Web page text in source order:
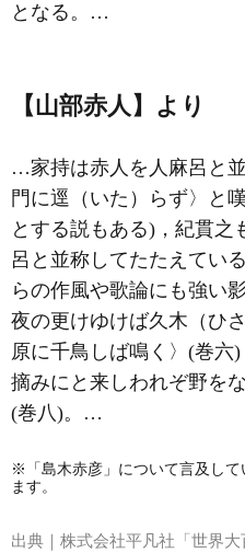
となる。…
【山部赤人】より
…家持は赤人を人麻呂と
門に逕（いた）らず〉と
とする説もある)，紀貫之
呂と並称してたたえてい
らの作風や歌論にも強い
夜の更けゆけば久木（ひ
原に千鳥しば鳴く〉(巻六
摘みにと来しわれぞ野を
(巻八)。…
※「島木赤彦」について言及し
ます。
出典｜ 株式会社平凡社「世界大